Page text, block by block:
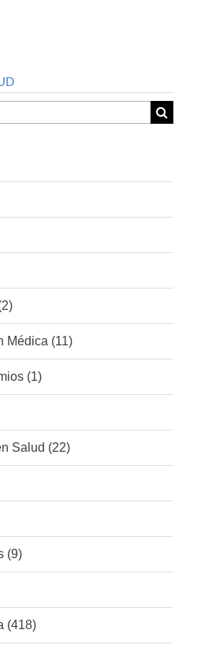
Médica (11)
(1)
Salud (22)
(9)
(418)